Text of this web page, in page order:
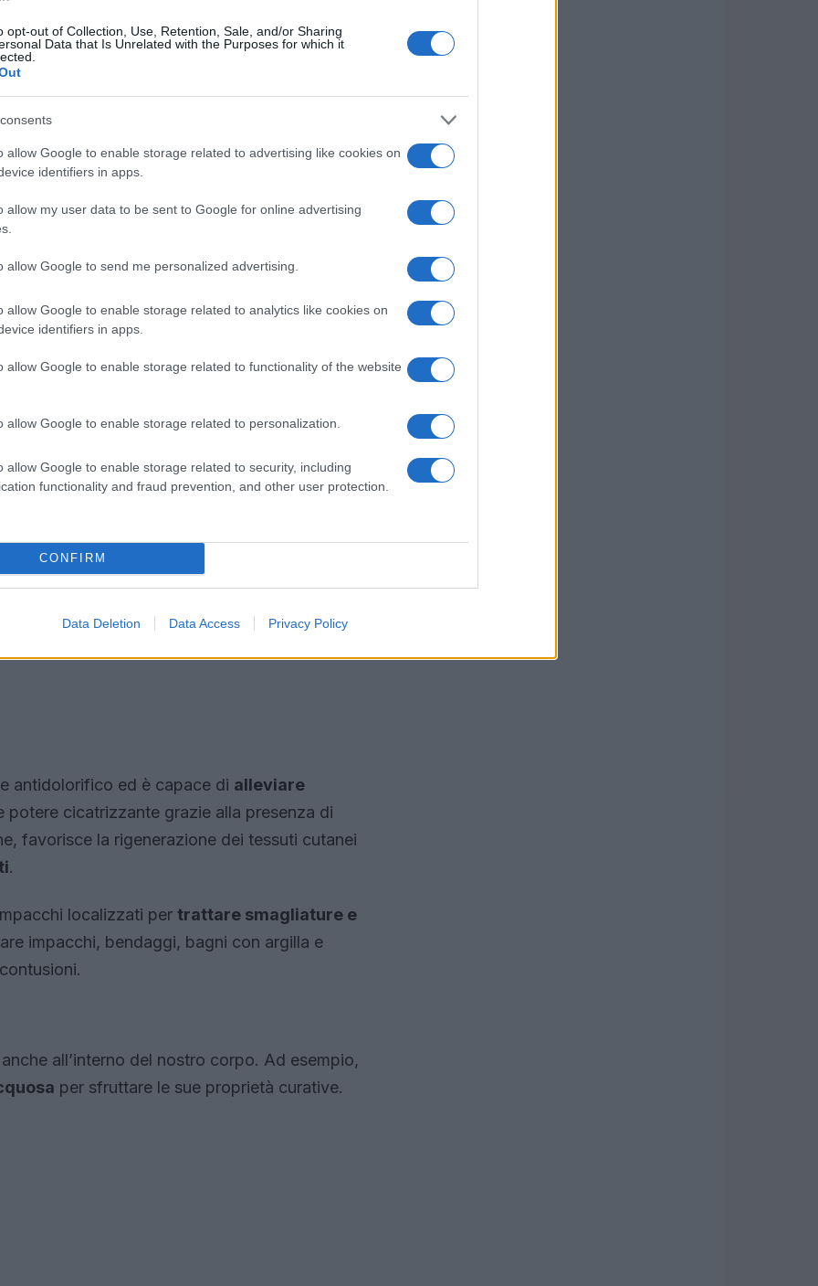
opt-out of Collection, Use, Retention, Sale, and/or Sharing
Data that Is Unrelated with the Purposes for which it
allow Google to enable storage related to advertising like cookies on
identifiers in apps.
allow my user data to be sent to Google for online advertising
allow Google to send me personalized advertising.
allow Google to enable storage related to analytics like cookies on
identifiers in apps.
allow Google to enable storage related to functionality of the website
allow Google to enable storage related to personalization.
allow Google to enable storage related to security, including
functionality and fraud prevention, and other user protection.
CONFIRM
Data Deletion Data Access Privacy Policy
topicamente,
come un forte potere assorbente, utile per
pelle. È per questa ragione che è un
di purificazioneche purificano la pelle
di questo ingrediente naturale può ridurre i
.
età, grazie ai minerali contenuti che
bianca ha anche proprietà antinfiammatorie e
arrossamenti o sullapelle acneica e grassa, per
antidolorifico ed è capace di alleviare
potere cicatrizzante grazie alla presenza di
favorisce la rigenerazione dei tessuti cutanei
.
localizzati per trattare smagliature e
impacchi, bendaggi, bagni con argilla e
all’interno del nostro corpo. Ad esempio,
per sfruttare le sue proprietà curative.